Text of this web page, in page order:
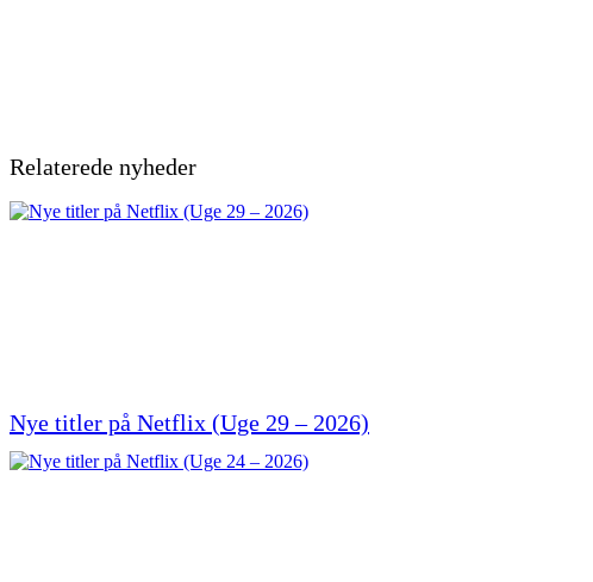
Relaterede nyheder
Nye titler på Netflix (Uge 29 – 2026)